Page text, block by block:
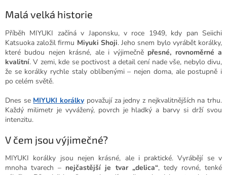
Malá velká historie
Příběh MIYUKI začíná v Japonsku, v roce 1949, kdy pan Seiichi
Katsuoka založil firmu Miyuki Shoji. Jeho snem bylo vyrábět korálky,
které budou nejen krásné, ale i výjimečně přesné, rovnoměrné a
kvalitní. V zemi, kde se poctivost a detail cení nade vše, nebylo divu,
že se korálky rychle staly oblíbenými – nejen doma, ale postupně i
po celém světě.
Dnes se MIYUKI korálky považují za jedny z nejkvalitnějších na trhu.
Každý milimetr je vyvážený, povrch je hladký a barvy si drží svou
intenzitu.
V čem jsou výjimečné?
MIYUKI korálky jsou nejen krásné, ale i praktické. Vyrábějí se v
mnoha tvarech – nejčastější je tvar „delica“, tedy rovné, tenké